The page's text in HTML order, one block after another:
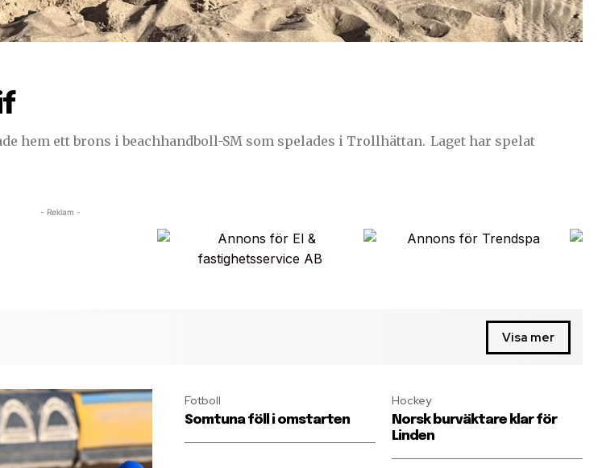
brons i beachhandboll-SM som spelades i Trollhättan. Laget har spelat
- Reklam -
Visa mer
Fotboll
Somtuna föll i omstarten
Hockey
Norsk burväktare klar för
Linden